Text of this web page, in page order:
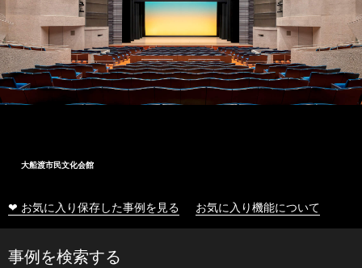
大船渡市民文化会館
❤ お気に入り保存した事例を見る お気に入り機能について
事例を検索する